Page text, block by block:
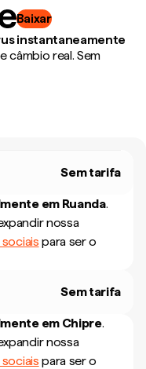
Baixar
instantaneamente
câmbio real. Sem
Sem tarifa
em Ruanda.
nossa
para ser o
Sem tarifa
em Chipre.
nossa
para ser o